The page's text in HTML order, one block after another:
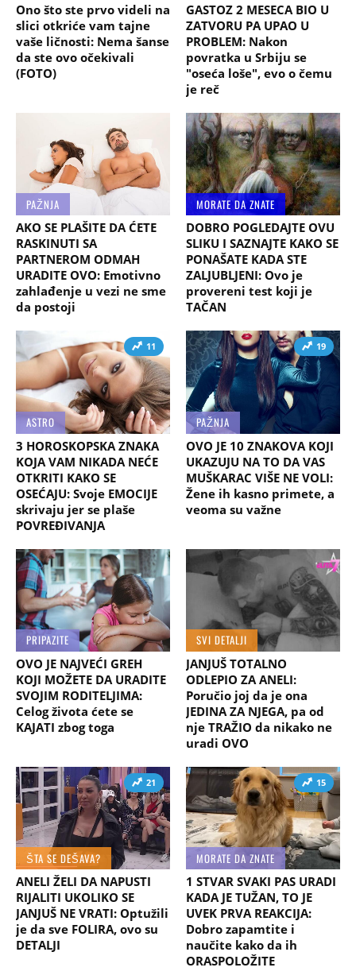
Ono što ste prvo videli na
slici otkriće vam tajne
vaše ličnosti: Nema šanse
da ste ovo očekivali
(FOTO)
GASTOZ 2 MESECA BIO U
ZATVORU PA UPAO U
PROBLEM: Nakon
povratka u Srbiju se
"oseća loše", evo o čemu
je reč
PAŽNJA
AKO SE PLAŠITE DA ĆETE
RASKINUTI SA
PARTNEROM ODMAH
URADITE OVO: Emotivno
zahlađenje u vezi ne sme
da postoji
MORATE DA ZNATE
DOBRO POGLEDAJTE OVU
SLIKU I SAZNAJTE KAKO SE
PONAŠATE KADA STE
ZALJUBLJENI: Ovo je
provereni test koji je
TAČAN
11
ASTRO
3 HOROSKOPSKA ZNAKA
KOJA VAM NIKADA NEĆE
OTKRITI KAKO SE
OSEĆAJU: Svoje EMOCIJE
skrivaju jer se plaše
POVREĐIVANJA
19
PAŽNJA
OVO JE 10 ZNAKOVA KOJI
UKAZUJU NA TO DA VAS
MUŠKARAC VIŠE NE VOLI:
Žene ih kasno primete, a
veoma su važne
PRIPAZITE
OVO JE NAJVEĆI GREH
KOJI MOŽETE DA URADITE
SVOJIM RODITELJIMA:
Celog života ćete se
KAJATI zbog toga
SVI DETALJI
JANJUŠ TOTALNO
ODLEPIO ZA ANELI:
Poručio joj da je ona
JEDINA ZA NJEGA, pa od
nje TRAŽIO da nikako ne
uradi OVO
21
ŠTA SE DEŠAVA?
ANELI ŽELI DA NAPUSTI
RIJALITI UKOLIKO SE
JANJUŠ NE VRATI: Optužili
je da sve FOLIRA, ovo su
DETALJI
15
MORATE DA ZNATE
1 STVAR SVAKI PAS URADI
KADA JE TUŽAN, TO JE
UVEK PRVA REAKCIJA:
Dobro zapamtite i
naučite kako da ih
ORASPOLOŽITE